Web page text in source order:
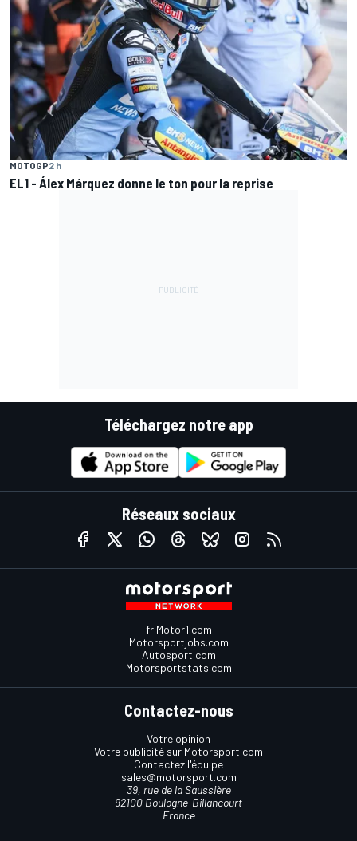
MOTOGP2 h
EL1 - Álex Márquez donne le ton pour la reprise
Téléchargez notre app
Réseaux sociaux
fr.Motor1.com
Motorsportjobs.com
Autosport.com
Motorsportstats.com
Contactez-nous
Votre opinion
Votre publicité sur Motorsport.com
Contactez l'équipe
sales@motorsport.com
39, rue de la Saussière
92100 Boulogne-Billancourt
France